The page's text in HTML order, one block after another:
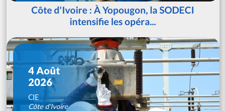
Côte d'Ivoire : À Yopougon, la SODECI
intensifie les opéra...
4 Août
2026
CIE
Côte d'Ivoire